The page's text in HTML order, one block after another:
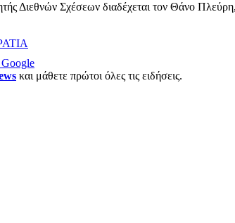
Διεθνών Σχέσεων διαδέχεται τον Θάνο
και μάθετε πρώτοι όλες τις ειδήσεις.